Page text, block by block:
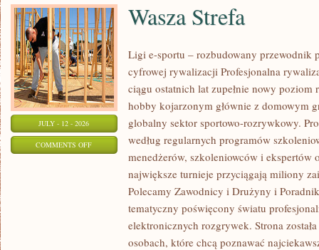
JULY - 12 - 2026
COMMENTS OFFON
Wasza Strefa
Ligi e-sportu – rozbudowany przewodnik
cyfrowej rywalizacji Profesjonalna
ciągu ostatnich lat zupełnie nowy poziom
hobby kojarzonym głównie z domowym
globalny sektor sportowo-rozrywkowy.
według regularnych programów
menedżerów, szkoleniowców i ekspertów
największe turnieje przyciągają miliony
Polecamy Zawodnicy i Drużyny i
tematyczny poświęcony światu
elektronicznych rozgrywek. Strona
osobach, które chcą poznawać